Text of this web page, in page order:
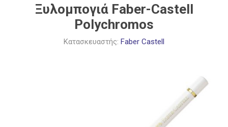
Ξυλομπογιά Faber-Castell
Polychromos
Κατασκευαστής: Faber Castell